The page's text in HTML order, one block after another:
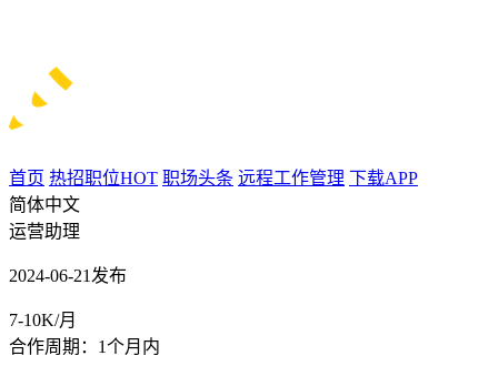
首页 热招职位HOT 职场头条 远程工作管理 下载APP
简体中文
运营助理
2024-06-21发布
7-10K/月
合作周期：1个月内